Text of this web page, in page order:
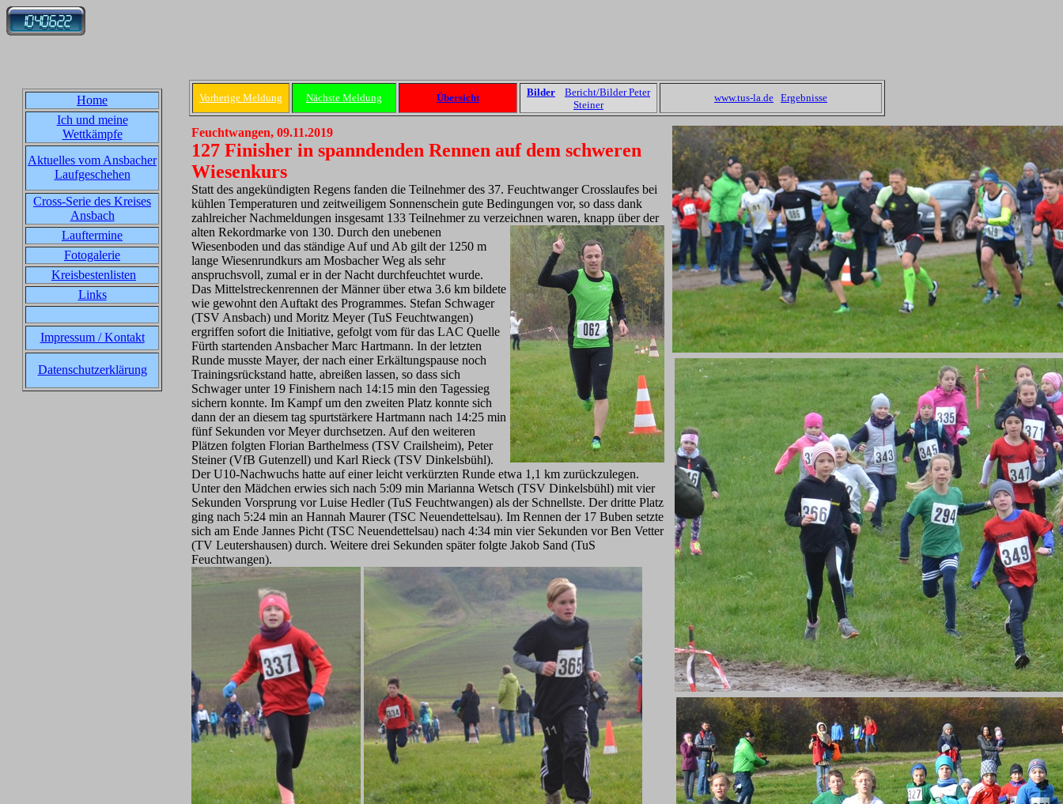
Home
Ich und meine
Wettkämpfe
Aktuelles vom Ansbacher
Laufgeschehen
Cross-Serie des Kreises
Ansbach
Lauftermine
Fotogalerie
Kreisbestenlisten
Links
Impressum / Kontakt
Datenschutzerklärung
Vorherige Meldung Nächste Meldung Übersicht Bilder
Bericht/Bilder Peter
Steiner
www.tus-la.de Ergebnisse
Feuchtwangen, 09.11.2019
127 Finisher in spanndenden Rennen auf dem schweren
Wiesenkurs
Statt des angekündigten Regens fanden die Teilnehmer des 37. Feuchtwanger Crosslaufes bei
kühlen Temperaturen und zeitweiligem Sonnenschein gute Bedingungen vor, so dass dank
zahlreicher Nachmeldungen insgesamt 133 Teilnehmer zu verzeichnen waren, knapp über der
alten Rekordmarke von 130. Durch den unebenen
Wiesenboden und das ständige Auf und Ab gilt der 1250 m
lange Wiesenrundkurs am Mosbacher Weg als sehr
anspruchsvoll, zumal er in der Nacht durchfeuchtet wurde.
Das Mittelstreckenrennen der Männer über etwa 3.6 km bildete
wie gewohnt den Auftakt des Programmes. Stefan Schwager
(TSV Ansbach) und Moritz Meyer (TuS Feuchtwangen)
ergriffen sofort die Initiative, gefolgt vom für das LAC Quelle
Fürth startenden Ansbacher Marc Hartmann. In der letzten
Runde musste Mayer, der nach einer Erkältungspause noch
Trainingsrückstand hatte, abreißen lassen, so dass sich
Schwager unter 19 Finishern nach 14:15 min den Tagessieg
sichern konnte. Im Kampf um den zweiten Platz konnte sich
dann der an diesem tag spurtstärkere Hartmann nach 14:25 min
fünf Sekunden vor Meyer durchsetzen. Auf den weiteren
Plätzen folgten Florian Barthelmess (TSV Crailsheim), Peter
Steiner (VfB Gutenzell) und Karl Rieck (TSV Dinkelsbühl).
Der U10-Nachwuchs hatte auf einer leicht verkürzten Runde etwa 1,1 km zurückzulegen.
Unter den Mädchen erwies sich nach 5:09 min Marianna Wetsch (TSV Dinkelsbühl) mit vier
Sekunden Vorsprung vor Luise Hedler (TuS Feuchtwangen) als der Schnellste. Der dritte Platz
ging nach 5:24 min an Hannah Maurer (TSC Neuendettelsau). Im Rennen der 17 Buben setzte
sich am Ende Jannes Picht (TSC Neuendettelsau) nach 4:34 min vier Sekunden vor Ben Vetter
(TV Leutershausen) durch. Weitere drei Sekunden später folgte Jakob Sand (TuS
Feuchtwangen).